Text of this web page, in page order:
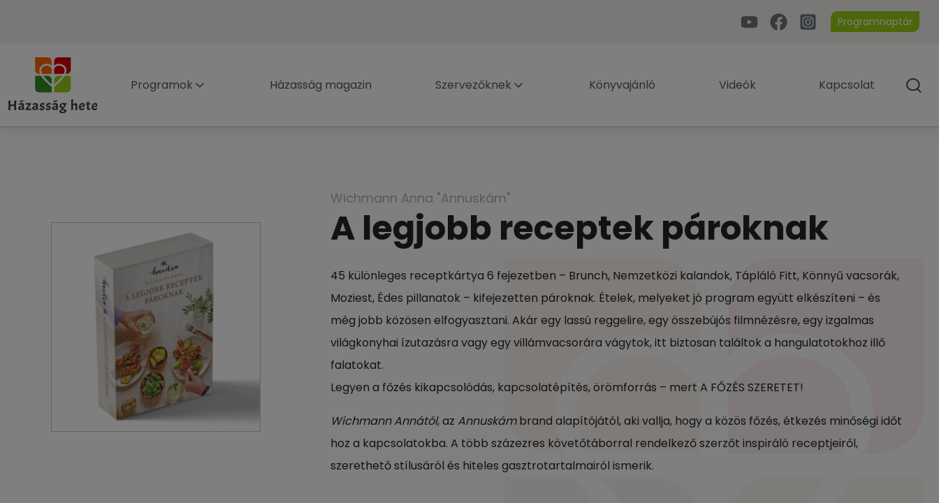
Programnaptár
Programok Házasság magazin Szervezőknek Könyvajánló Videók Kapcsolat
Wichmann Anna "Annuskám"
A legjobb receptek pároknak
45 különleges receptkártya 6 fejezetben – Brunch, Nemzetközi kalandok, Tápláló Fitt, Könnyű vacsorák,
Moziest, Édes pillanatok – kifejezetten pároknak. Ételek, melyeket jó program együtt elkészíteni – és
még jobb közösen elfogyasztani. Akár egy lassú reggelire, egy összebújós filmnézésre, egy izgalmas
világkonyhai ízutazásra vagy egy villámvacsorára vágytok, itt biztosan találtok a hangulatotokhoz illő
falatokat.
Legyen a főzés kikapcsolódás, kapcsolatépítés, örömforrás – mert A FŐZÉS SZERETET!
Wichmann Annától, az Annuskámbrand alapítójától, aki vallja, hogy a közös főzés, étkezés minőségi időt
hoz a kapcsolatokba. A több százezres követőtáborral rendelkező szerzőt inspiráló receptjeiről,
szerethető stílusáról és hiteles gasztrotartalmairól ismerik.